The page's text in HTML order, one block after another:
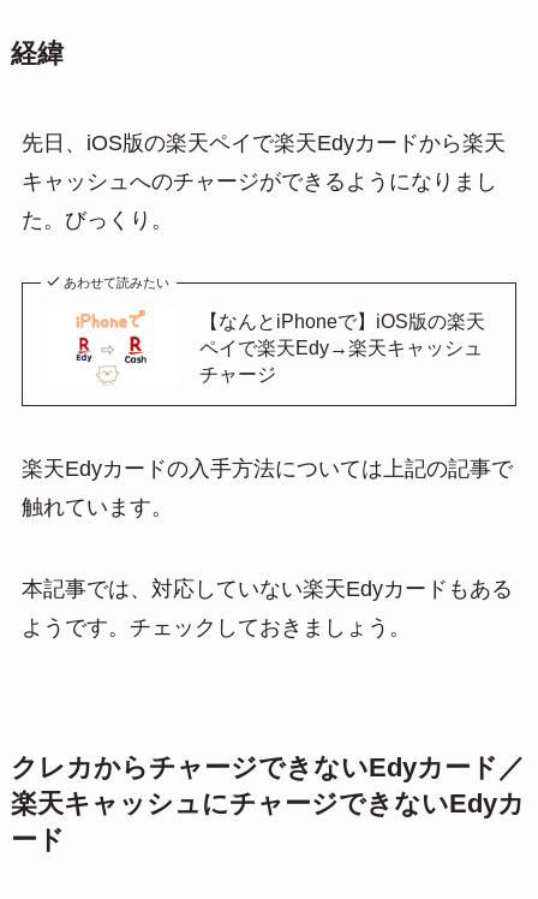
経緯
先日、iOS版の楽天ペイで楽天Edyカードから楽天
キャッシュへのチャージができるようになりまし
た。びっくり。
あわせて読みたい
【なんとiPhoneで】iOS版の楽天
ペイで楽天Edy→楽天キャッシュ
チャージ
楽天Edyカードの入手方法については上記の記事で
触れています。
本記事では、対応していない楽天Edyカードもある
ようです。チェックしておきましょう。
クレカからチャージできないEdyカード／
楽天キャッシュにチャージできないEdyカ
ード